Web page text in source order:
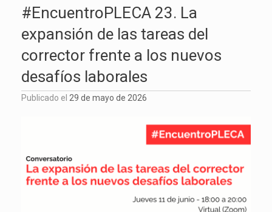
#EncuentroPLECA 23. La
expansión de las tareas del
corrector frente a los nuevos
desafíos laborales
Publicado el 29 de mayo de 2026